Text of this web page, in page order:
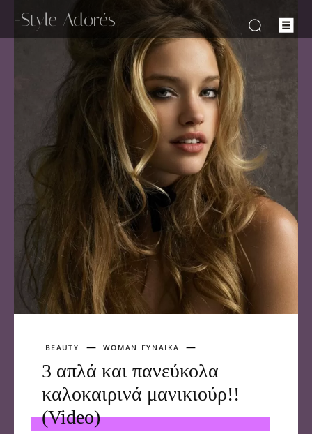
-Style Adorés
BEAUTY WOMAN ΓΥΝΑΙΚΑ
3 απλά και πανεύκολα
καλοκαιρινά μανικιούρ!!
(Video)